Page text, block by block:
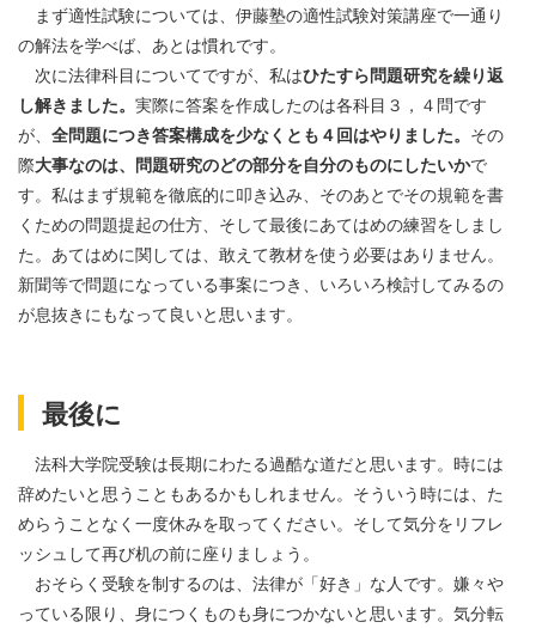
まず適性試験については、伊藤塾の適性試験対策講座で一通り
の解法を学べば、あとは慣れです。
次に法律科目についてですが、私はひたすら問題研究を繰り返
し解きました。 実際に答案を作成したのは各科目３，４問です
が、 全問題につき答案構成を少なくとも４回はやりました。 その
際大事なのは、問題研究のどの部分を自分のものにしたいかで
す。私はまず規範を徹底的に叩き込み、そのあとでその規範を書
くための問題提起の仕方、そして最後にあてはめの練習をしまし
た。あてはめに関しては、敢えて教材を使う必要はありません。
新聞等で問題になっている事案につき、いろいろ検討してみるの
が息抜きにもなって良いと思います。
最後に
法科大学院受験は長期にわたる過酷な道だと思います。時には
辞めたいと思うこともあるかもしれません。そういう時には、た
めらうことなく一度休みを取ってください。そして気分をリフレ
ッシュして再び机の前に座りましょう。
おそらく受験を制するのは、法律が「好き」な人です。嫌々や
っている限り、身につくものも身につかないと思います。気分転